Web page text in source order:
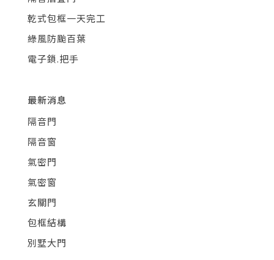
乾式包框一天完工
綠風防颱百葉
電子鎖.把手
最新消息
隔音門
隔音窗
氣密門
氣密窗
玄關門
包框結構
別墅大門